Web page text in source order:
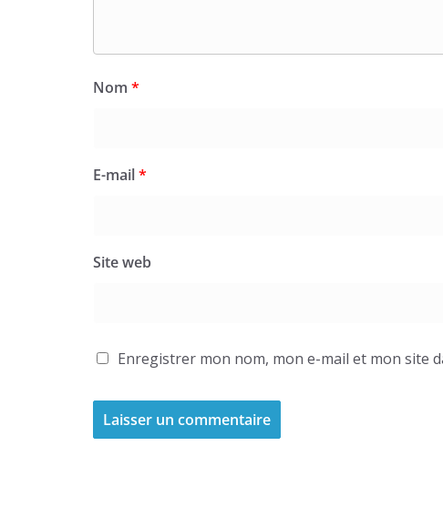
Nom *
E-mail*
Site web
Enregistrer mon nom, mon e-mail et mon site